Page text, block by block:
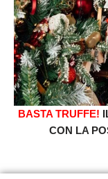
BASTA TRUFFE!
CON LA